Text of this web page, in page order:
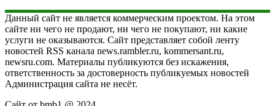
Данный сайт не является коммерческим проектом. На этом
сайте ни чего не продают, ни чего не покупают, ни какие
услуги не оказываются. Сайт представляет собой ленту
новостей RSS канала news.rambler.ru, kommersant.ru,
newsru.com. Материалы публикуются без искажения,
ответственность за достоверность публикуемых новостей
Администрация сайта не несёт.